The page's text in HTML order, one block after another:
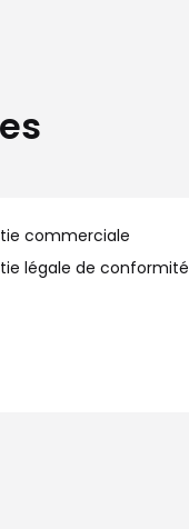
commerciale
légale de conformité